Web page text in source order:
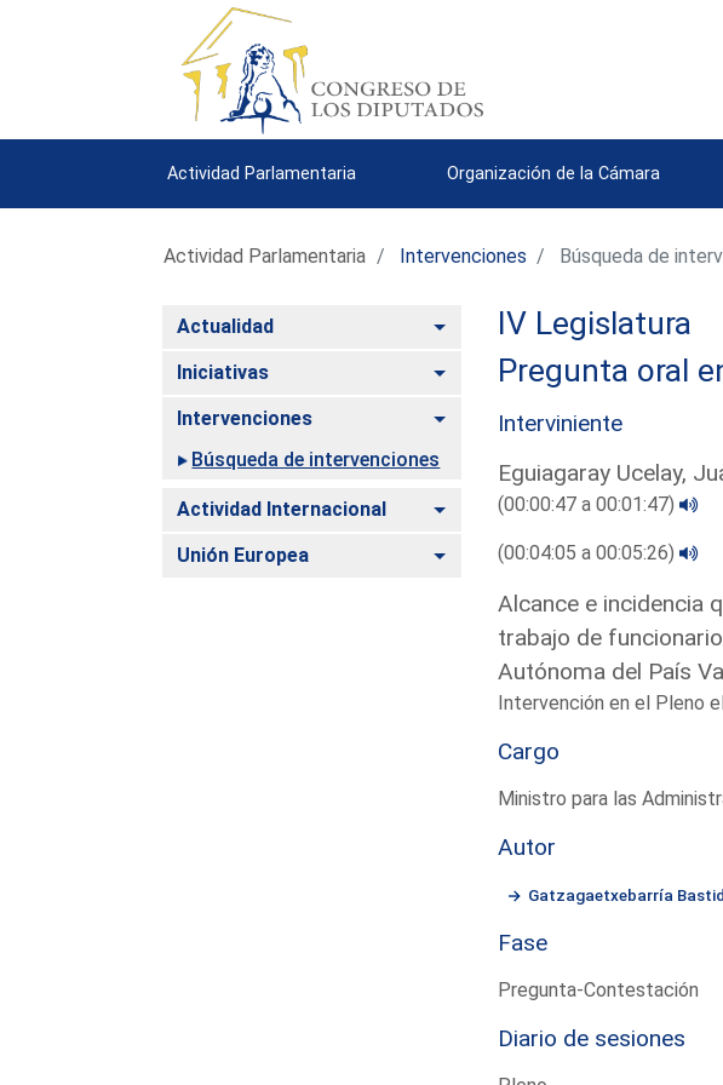
Actividad Parlamentaria Organización de la Cámara
Actividad Parlamentaria Intervenciones Búsqueda de
Actualidad Alternar
Iniciativas Alternar
Intervenciones
Alternar
Búsqueda de intervenciones
Actividad Internacional Alternar
Unión Europea Alternar
IV Legislatura
Pregunta oral
Interviniente
Eguiagaray Ucelay,
(00:00:47 a 00:01:47)
(00:04:05 a 00:05:26)
Alcance e incidencia
trabajo de
Autónoma del País
Intervención en el Pleno
Cargo
Ministro para las
Autor
Gatzagaetxebarría
Fase
Pregunta-Contestación
Diario de sesiones